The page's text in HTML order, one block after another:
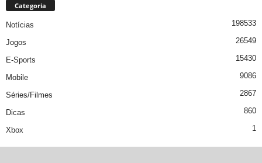
Categoria
Notícias 198533
Jogos 26549
E-Sports 15430
Mobile 9086
Séries/Filmes 2867
Dicas 860
Xbox 1